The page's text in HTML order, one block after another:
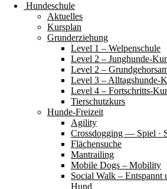
Hundeschule
Aktuelles
Kursplan
Grunderziehung
Level 1 – Welpenschule
Level 2 – Junghunde-
Level 2 –
Level 3 – Alltagshunde-
Level 4 – Fortschritts-
Tierschutzkurs
Hunde-Freizeit
Agility
Crossdogging — Spiel ·
Flächensuche
Mantrailing
Mobile Dogs – Mobility
Social Walk – Entspannt
Hund